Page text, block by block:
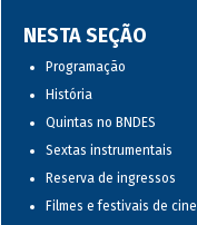
NESTA SEÇÃO
Programação
História
Quintas no BNDES
Sextas instrumentais
Reserva de ingressos
Filmes e festivais de